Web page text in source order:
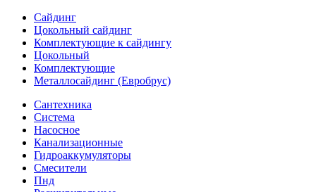
Сайдинг
Цокольный сайдинг
Комплектующие к сайдингу
Цокольный
Комплектующие
Металлосайдинг (Евробрус)
Сантехника
Система
Насосное
Канализационные
Гидроаккумуляторы
Смесители
Пнд